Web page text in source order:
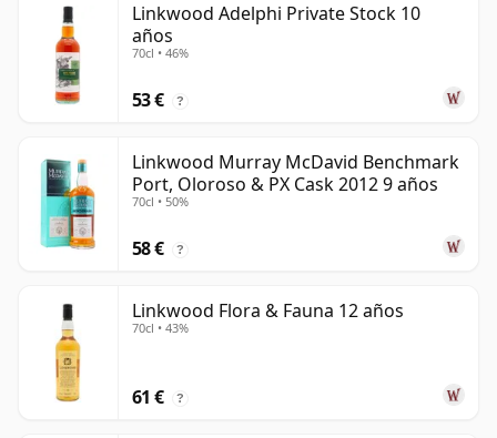
Linkwood Adelphi Private Stock 10
años
70cl • 46%
53 € ?
Linkwood Murray McDavid Benchmark
Port, Oloroso & PX Cask 2012 9 años
70cl • 50%
58 € ?
Linkwood Flora & Fauna 12 años
70cl • 43%
61 € ?